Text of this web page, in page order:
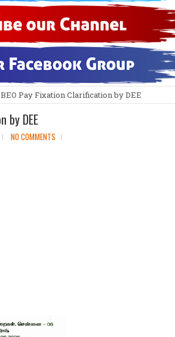
BEO Pay Fixation Clarification by DEE
by DEE
NO COMMENTS